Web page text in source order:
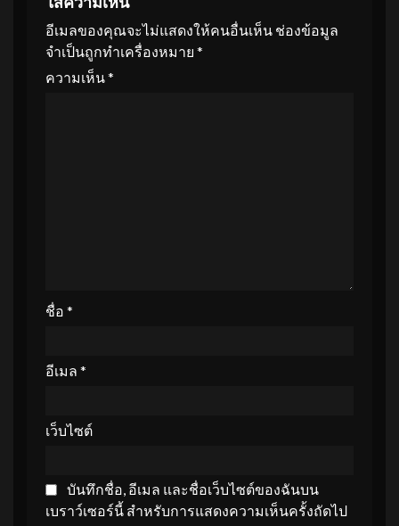
อีเมลของคุณจะไม่แสดงให้คนอื่นเห็น ช่องข้อมูล
จำเป็นถูกทำเครื่องหมาย *
ความเห็น*
ชื่อ *
อีเมล *
เว็บไซต์
บันทึกชื่อ, อีเมล และชื่อเว็บไซต์ของฉันบน
เบราว์เซอร์นี้ สำหรับการแสดงความเห็นครั้งถัดไป